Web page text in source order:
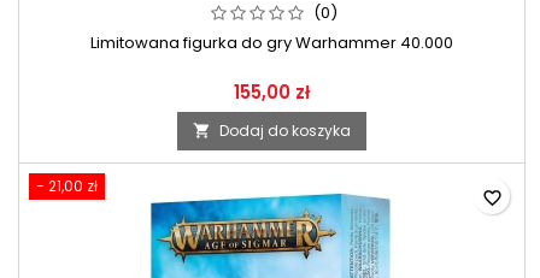
(0)
Limitowana figurka do gry Warhammer 40.000
155,00 zł
 Dodaj do koszyka
- 21,00 zł
favorite_border